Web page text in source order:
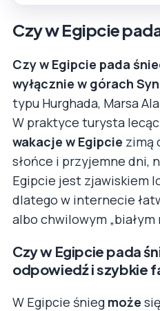
Czy w Egipcie
Czy w Egipcie pada
wyłącznie w górach
typu Hurghada, Marsa
W praktyce turysta
wakacje w Egipcie zimą
słońce i przyjemne dni,
Egipcie jest zjawiskiem
dlatego w internecie
albo chwilowym
Czy w Egipcie pada
odpowiedź i szybkie
W Egipcie śnieg może